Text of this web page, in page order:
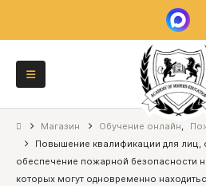
Магазин Обучение онлайн,
Повышение квалификации для лиц,
обеспечение пожарной безопасности
которых могут одновременно